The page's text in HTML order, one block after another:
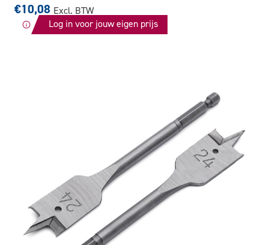
€10,08 Excl. BTW
Log in voor jouw eigen prijs